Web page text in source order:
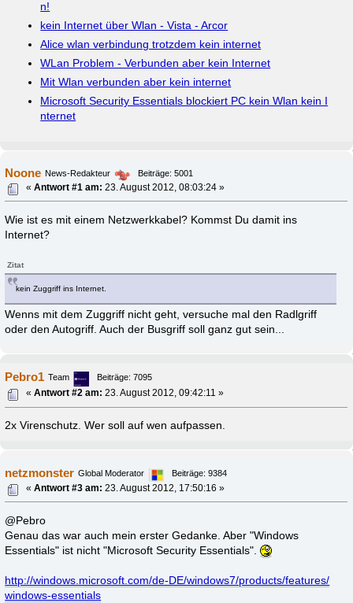
n!
kein Internet über Wlan - Vista - Arcor
Alice wlan verbindung trotzdem kein internet
WLan Problem - Verbunden aber kein Internet
Mit Wlan verbunden aber kein internet
Microsoft Security Essentials blockiert PC kein Wlan kein I
nternet
Noone News-Redakteur
Beiträge: 5001
«Antwort #1 am: 23. August 2012, 08:03:24 »
Wie ist es mit einem Netzwerkkabel? Kommst Du damit ins
Internet?
Zitat
kein Zuggriff ins Internet.
Wenns mit dem Zuggriff nicht geht, versuche mal den Radlgriff
oder den Autogriff. Auch der Busgriff soll ganz gut sein...
Pebro1 Team
Beiträge: 7095
«Antwort #2 am: 23. August 2012, 09:42:11 »
2x Virenschutz. Wer soll auf wen aufpassen.
netzmonster Global Moderator
Beiträge: 9384
«Antwort #3 am: 23. August 2012, 17:50:16 »
@Pebro
Genau das war auch mein erster Gedanke. Aber "Windows
Essentials" ist nicht "Microsoft Security Essentials".
http://windows.microsoft.com/de-DE/windows7/products/features/
windows-essentials